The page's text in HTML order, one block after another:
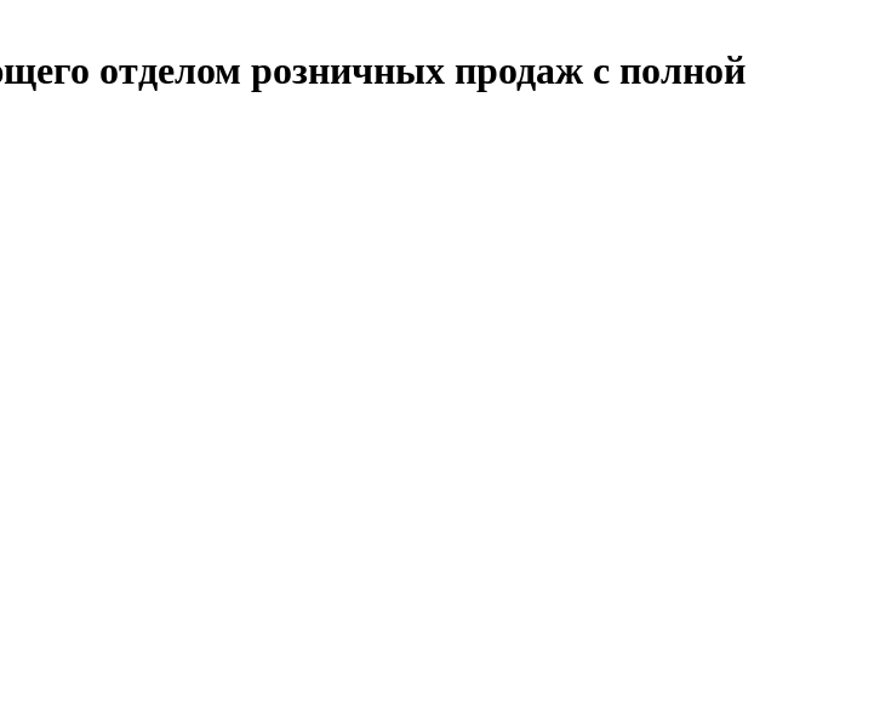
отделом розничных продаж с полной